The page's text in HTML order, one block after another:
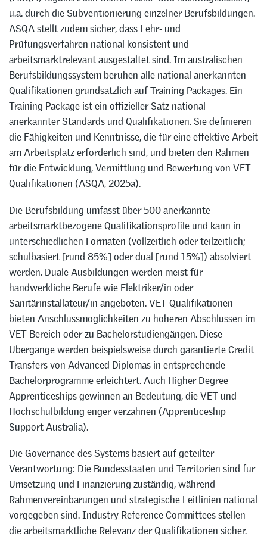
u.a. durch die Subventionierung einzelner Berufsbildungen.
ASQA stellt zudem sicher, dass Lehr- und
Prüfungsverfahren national konsistent und
arbeitsmarktrelevant ausgestaltet sind. Im australischen
Berufsbildungssystem beruhen alle national anerkannten
Qualifikationen grundsätzlich auf Training Packages. Ein
Training Package ist ein offizieller Satz national
anerkannter Standards und Qualifikationen. Sie definieren
die Fähigkeiten und Kenntnisse, die für eine effektive Arbeit
am Arbeitsplatz erforderlich sind, und bieten den Rahmen
für die Entwicklung, Vermittlung und Bewertung von VET-
Qualifikationen (ASQA, 2025a).
Die Berufsbildung umfasst über 500 anerkannte
arbeitsmarktbezogene Qualifikationsprofile und kann in
unterschiedlichen Formaten (vollzeitlich oder teilzeitlich;
schulbasiert [rund 85%] oder dual [rund 15%]) absolviert
werden. Duale Ausbildungen werden meist für
handwerkliche Berufe wie Elektriker/in oder
Sanitärinstallateur/in angeboten. VET-Qualifikationen
bieten Anschlussmöglichkeiten zu höheren Abschlüssen im
VET-Bereich oder zu Bachelorstudiengängen. Diese
Übergänge werden beispielsweise durch garantierte Credit
Transfers von Advanced Diplomas in entsprechende
Bachelorprogramme erleichtert. Auch Higher Degree
Apprenticeships gewinnen an Bedeutung, die VET und
Hochschulbildung enger verzahnen (Apprenticeship
Support Australia).
Die Governance des Systems basiert auf geteilter
Verantwortung: Die Bundesstaaten und Territorien sind für
Umsetzung und Finanzierung zuständig, während
Rahmenvereinbarungen und strategische Leitlinien national
vorgegeben sind. Industry Reference Committees stellen
die arbeitsmarktliche Relevanz der Qualifikationen sicher.